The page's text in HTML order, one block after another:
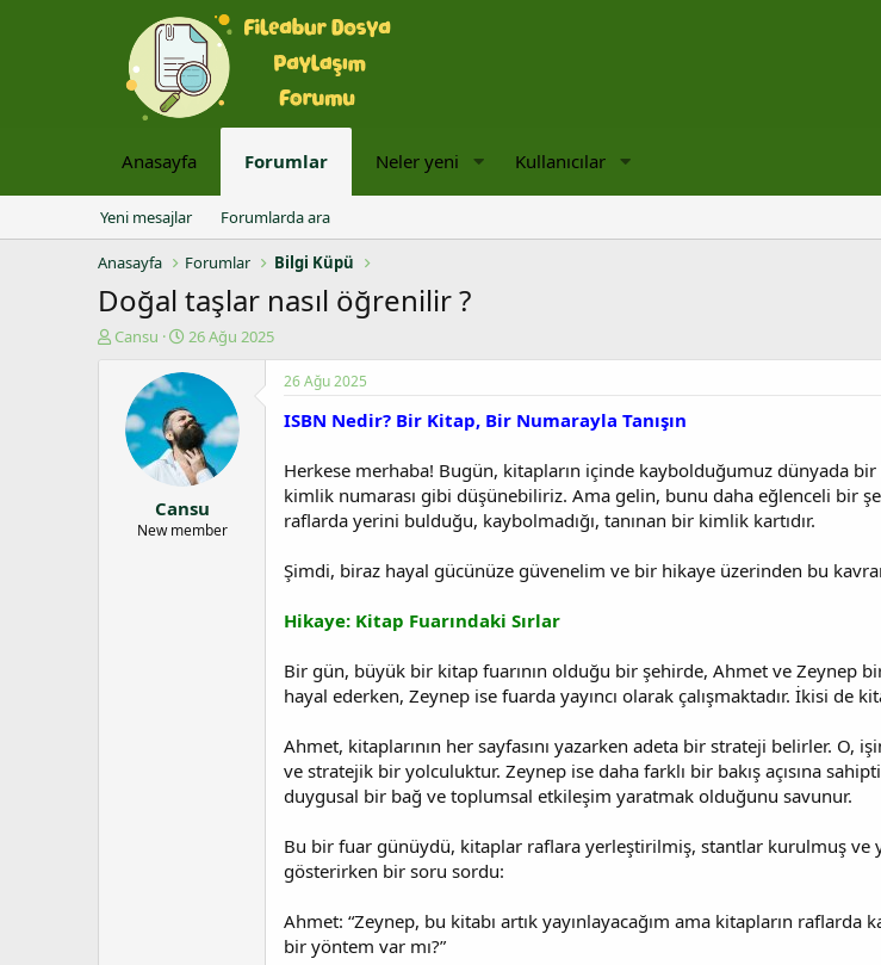
Anasayfa Forumlar Neler yeni Kullanıcılar
Yeni mesajlar Forumlarda ara
Anasayfa Forumlar Bilgi Küpü
Doğal taşlar nasıl öğrenilir ?
K
Cansu
B
ş
a
n
g
ı
ç
t
26 Ağu 2025
Cansu
New member
26 Ağu 2025
ISBN Nedir? Bir Kitap, Bir Numarayla Tanışın
Herkese merhaba! Bugün, kitapların içinde kaybolduğumuz dünyada
kimlik numarası gibi düşünebiliriz. Ama gelin, bunu daha eğlenceli bir
raflarda yerini bulduğu, kaybolmadığı, tanınan bir kimlik kartıdır.
Şimdi, biraz hayal gücünüze güvenelim ve bir hikaye üzerinden bu
Hikaye: Kitap Fuarındaki Sırlar
Bir gün, büyük bir kitap fuarının olduğu bir şehirde, Ahmet ve Zeynep
hayal ederken, Zeynep ise fuarda yayıncı olarak çalışmaktadır. İkisi de
Ahmet, kitaplarının her sayfasını yazarken adeta bir strateji belirler. O,
ve stratejik bir yolculuktur. Zeynep ise daha farklı bir bakış açısına
duygusal bir bağ ve toplumsal etkileşim yaratmak olduğunu savunur.
Bu bir fuar günüydü, kitaplar raflara yerleştirilmiş, stantlar kurulmuş ve
gösterirken bir soru sordu:
Ahmet: “Zeynep, bu kitabı artık yayınlayacağım ama kitapların
bir yöntem var mı?”